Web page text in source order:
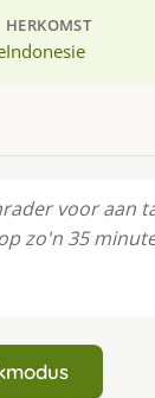
HERKOMST
Indonesie
voor aan
zo'n 35